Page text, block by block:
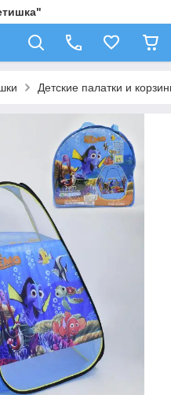
Детские палатки и